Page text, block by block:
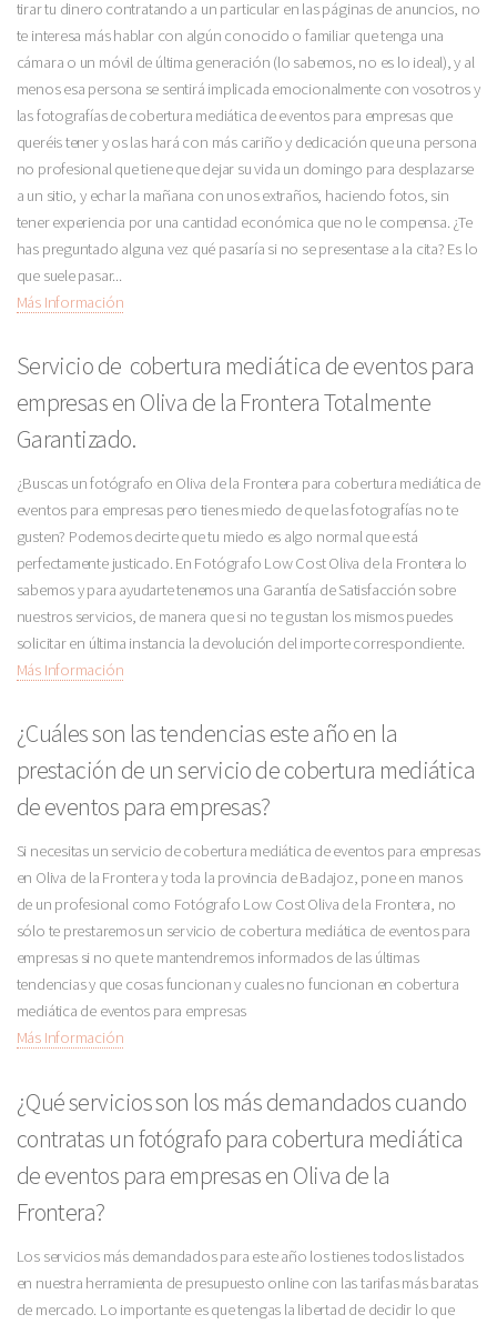
tirar tu dinero contratando a un particular en las páginas de anuncios, no
te interesa más hablar con algún conocido o familiar que tenga una
cámara o un móvil de última generación (lo sabemos, no es lo ideal), y al
menos esa persona se sentirá implicada emocionalmente con vosotros y
las fotografías de cobertura mediática de eventos para empresas que
queréis tener y os las hará con más cariño y dedicación que una persona
no profesional que tiene que dejar su vida un domingo para desplazarse
a un sitio, y echar la mañana con unos extraños, haciendo fotos, sin
tener experiencia por una cantidad económica que no le compensa. ¿Te
has preguntado alguna vez qué pasaría si no se presentase a la cita? Es lo
que suele pasar...
Más Información
Servicio de cobertura mediática de eventos para
empresas en Oliva de la Frontera Totalmente
Garantizado.
¿Buscas un fotógrafo en Oliva de la Frontera para cobertura mediática de
eventos para empresas pero tienes miedo de que las fotografías no te
gusten? Podemos decirte que tu miedo es algo normal que está
perfectamente justicado. En Fotógrafo Low Cost Oliva de la Frontera lo
sabemos y para ayudarte tenemos una Garantía de Satisfacción sobre
nuestros servicios, de manera que si no te gustan los mismos puedes
solicitar en última instancia la devolución del importe correspondiente.
Más Información
¿Cuáles son las tendencias este año en la
prestación de un servicio de cobertura mediática
de eventos para empresas?
Si necesitas un servicio de cobertura mediática de eventos para empresas
en Oliva de la Frontera y toda la provincia de Badajoz, pone en manos
de un profesional como Fotógrafo Low Cost Oliva de la Frontera, no
sólo te prestaremos un servicio de cobertura mediática de eventos para
empresas si no que te mantendremos informados de las últimas
tendencias y que cosas funcionan y cuales no funcionan en cobertura
mediática de eventos para empresas
Más Información
¿Qué servicios son los más demandados cuando
contratas un fotógrafo para cobertura mediática
de eventos para empresas en Oliva de la
Frontera?
Los servicios más demandados para este año los tienes todos listados
en nuestra herramienta de presupuesto online con las tarifas más baratas
de mercado. Lo importante es que tengas la libertad de decidir lo que